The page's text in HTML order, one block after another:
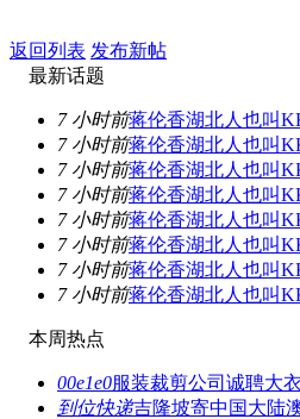
返回列表 发布新帖
最新话题
7 小时前蒋伦香湖北人也叫
7 小时前蒋伦香湖北人也叫
7 小时前蒋伦香湖北人也叫
7 小时前蒋伦香湖北人也叫
7 小时前蒋伦香湖北人也叫
7 小时前蒋伦香湖北人也叫
7 小时前蒋伦香湖北人也叫
7 小时前蒋伦香湖北人也叫
本周热点
00e1e0服装裁剪公司诚聘大
到位快递吉隆坡寄中国大陆